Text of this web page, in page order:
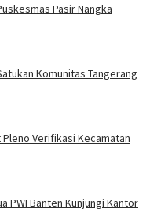
Pasir Nangka
Komunitas Tangerang
Verifikasi Kecamatan
PWI Banten Kunjungi Kantor